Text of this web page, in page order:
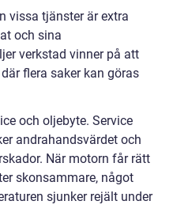
vissa tjänster är extra
och sina
verkstad vinner på att
flera saker kan göras
och oljebyte. Service
andrahandsvärdet och
När motorn får rätt
skonsammare, något
sjunker rejält under